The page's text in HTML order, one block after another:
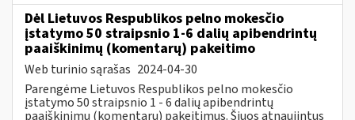
Dėl Lietuvos Respublikos pelno mokesčio
įstatymo 50 straipsnio 1-6 dalių apibendrintų
paaiškinimų (komentarų) pakeitimo
Web turinio sąrašas 2024-04-30
Parengėme Lietuvos Respublikos pelno mokesčio
įstatymo 50 straipsnio 1 - 6 dalių apibendrintų
paaiškinimų (komentarų) pakeitimus. Šiuos atnaujintus